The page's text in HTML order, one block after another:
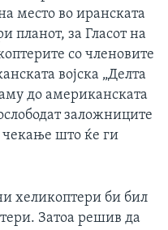
место во иранската
планот, за Гласот на
со членовите
војска „Делта
до американската
заложниците
чекање што ќе ги
хеликоптери би бил
Затоа решив да